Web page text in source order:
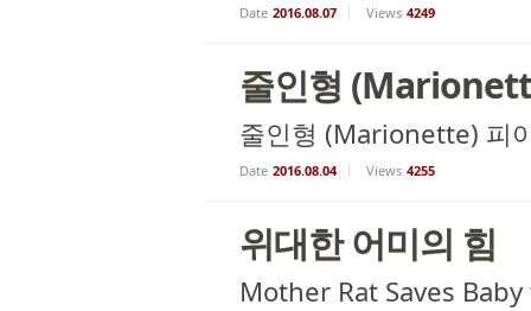
Date 2016.08.07 Views 4249
줄인형
줄인형 (Marionette) 피
Date 2016.08.04 Views 4255
위대한 어미의 힘
Mother Rat Saves